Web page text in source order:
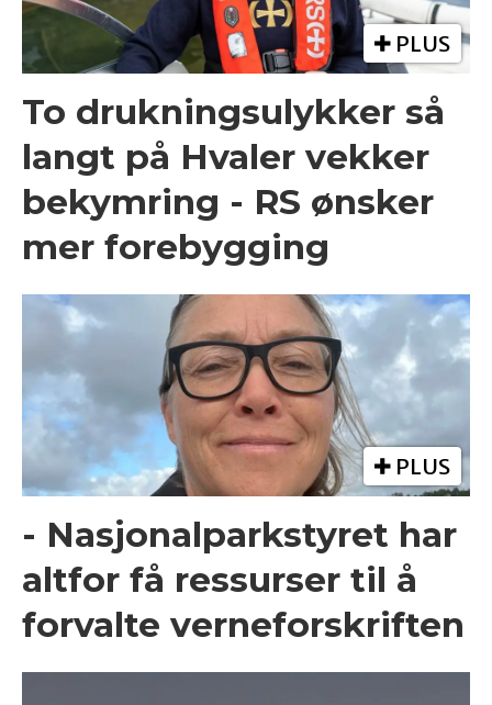
PLUS
To drukningsulykker så
langt på Hvaler vekker
bekymring - RS ønsker
mer forebygging
PLUS
- Nasjonalparkstyret har
altfor få ressurser til å
forvalte verneforskriften